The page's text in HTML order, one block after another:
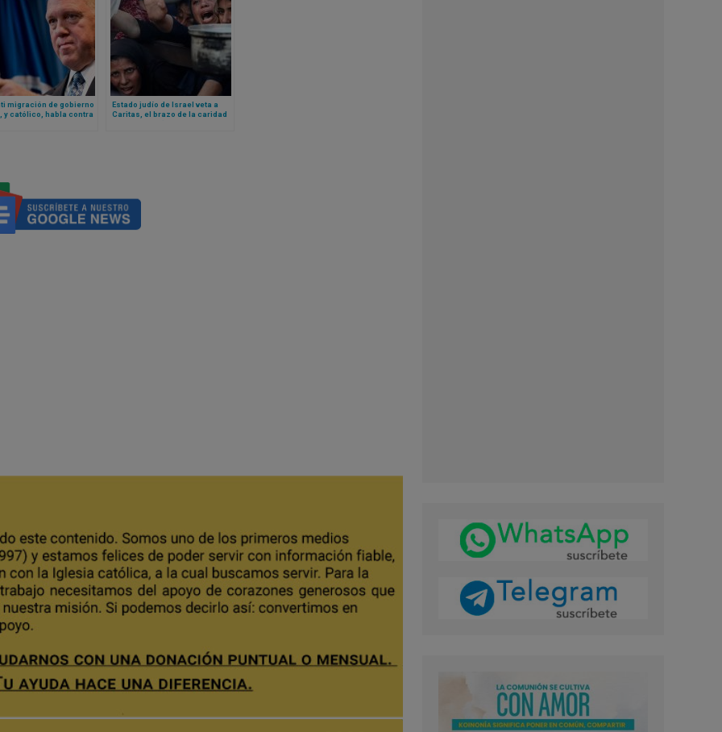
migración de gobierno
y católico, habla contra
Estado judío de Israel veta a
Caritas, el brazo de la caridad